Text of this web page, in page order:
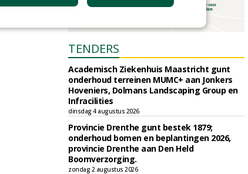
TENDERS
Academisch Ziekenhuis Maastricht gunt
onderhoud terreinen MUMC+ aan Jonkers
Hoveniers, Dolmans Landscaping Group en
Infracilities
dinsdag 4 augustus 2026
Provincie Drenthe gunt bestek 1879;
onderhoud bomen en beplantingen 2026,
provincie Drenthe aan Den Held
Boomverzorging.
zondag 2 augustus 2026